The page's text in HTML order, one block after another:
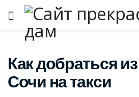
Как добраться
Сочи на такси